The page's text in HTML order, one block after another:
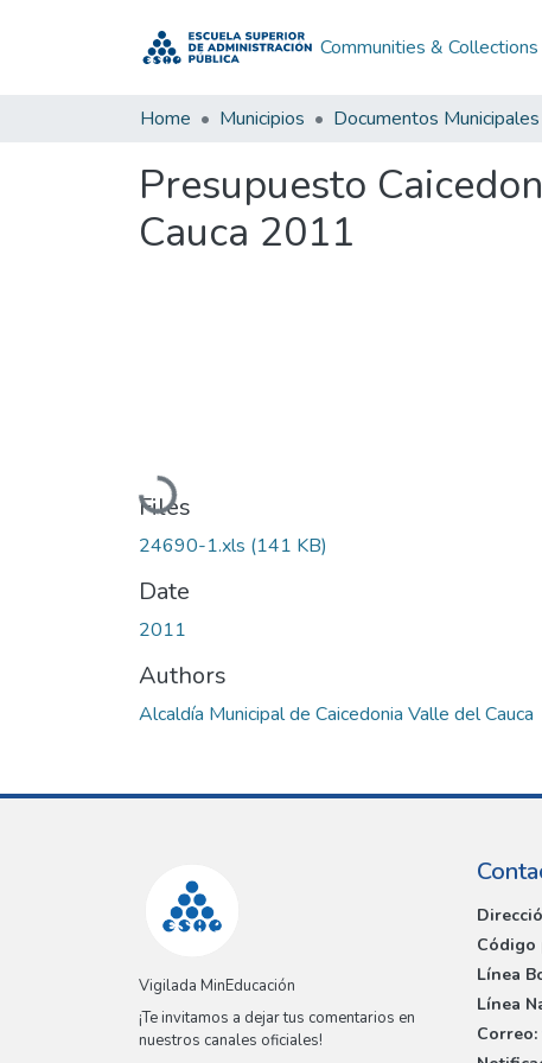
Communities & Collections
Home Municipios Documentos Municipales
Presupuesto
Cauca 2011
Loading...
Files
24690-1.xls (141 KB)
Date
2011
Authors
Alcaldía Municipal de Caicedonia Valle del Cauca
Vigilada MinEducación
¡Te invitamos a dejar tus comentarios en
nuestros canales oficiales!
Código
Línea
Línea
Correo: